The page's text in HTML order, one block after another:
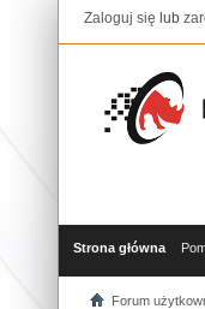
Zaloguj się lub
Strona główna
Forum